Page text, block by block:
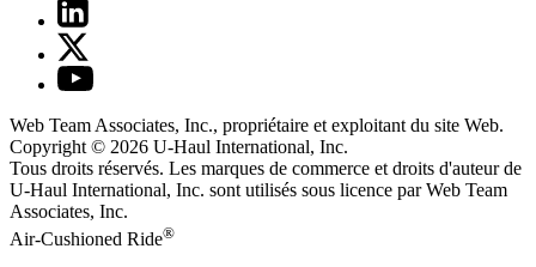
Web Team Associates, Inc., propriétaire et exploitant du site Web.
Copyright © 2026 U-Haul International, Inc.
Tous droits réservés. Les marques de commerce et droits d'auteur de
U-Haul International, Inc. sont utilisés sous licence par Web Team
Associates, Inc.
Air-Cushioned Ride®